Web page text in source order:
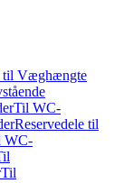
til Væghængte
Til WC-
Reservedele til
WC-
Til